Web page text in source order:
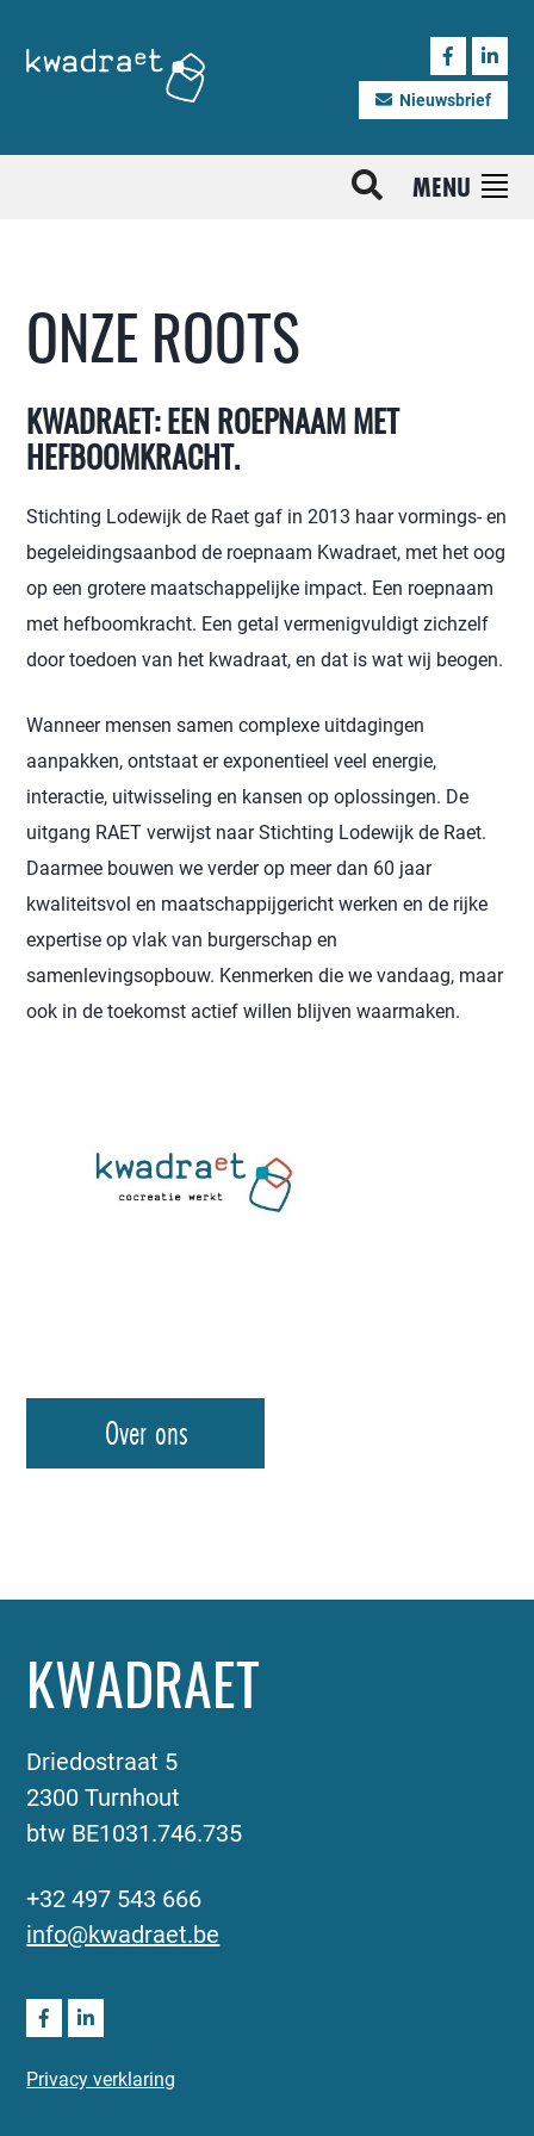
Nieuwsbrief
MENU
ONZE ROOTS
KWADRAET: EEN ROEPNAAM MET
HEFBOOMKRACHT.
Stichting Lodewijk de Raet gaf in 2013 haar vormings- en
begeleidingsaanbod de roepnaam Kwadraet, met het oog
op een grotere maatschappelijke impact. Een roepnaam
met hefboomkracht. Een getal vermenigvuldigt zichzelf
door toedoen van het kwadraat, en dat is wat wij beogen.
Wanneer mensen samen complexe uitdagingen
aanpakken, ontstaat er exponentieel veel energie,
interactie, uitwisseling en kansen op oplossingen. De
uitgang RAET verwijst naar Stichting Lodewijk de Raet.
Daarmee bouwen we verder op meer dan 60 jaar
kwaliteitsvol en maatschappijgericht werken en de rijke
expertise op vlak van burgerschap en
samenlevingsopbouw. Kenmerken die we vandaag, maar
ook in de toekomst actief willen blijven waarmaken.
Over ons
KWADRAET
Driedostraat 5
2300 Turnhout
btw BE1031.746.735
+32 497 543 666
info@kwadraet.be
Privacy verklaring